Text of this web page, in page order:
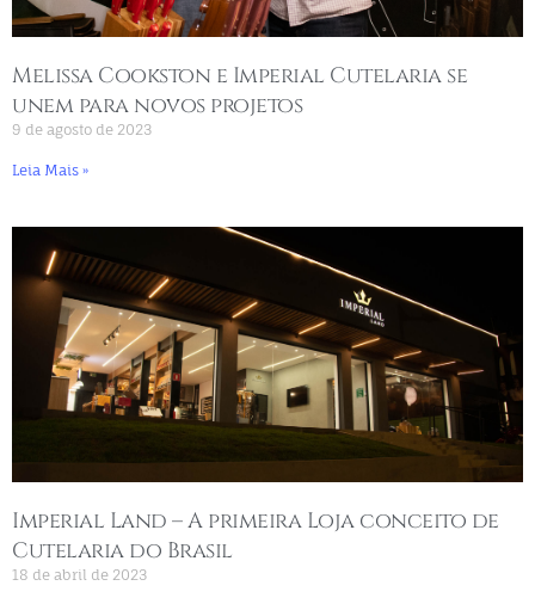
Melissa Cookston e Imperial Cutelaria se
unem para novos projetos
9 de agosto de 2023
Leia Mais »
Imperial Land – A primeira Loja conceito de
Cutelaria do Brasil
18 de abril de 2023